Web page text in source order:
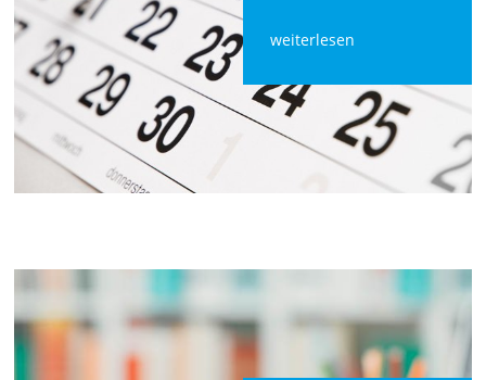
weiterlesen